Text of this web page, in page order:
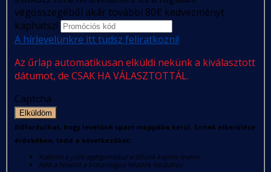
végösszegéből akár további 80€ kedvezményt
kaphatsz!
A hírlevelünkre itt tudsz feliratkozni!
Az űrlap automatikusan elküldi nekünk a kiválasztott
dátumot, de CSAK HA VÁLASZTOTTÁL.
Captcha
Elküldöm
Előfordulhat, hogy levelünk spam mappába kerül. Ennek elkerülése
érdekében, tedd a következőket:
Kattints a jobb egérgombbal a tőlünk kapott levélre
Add a feladót a biztonságos feladók listájához